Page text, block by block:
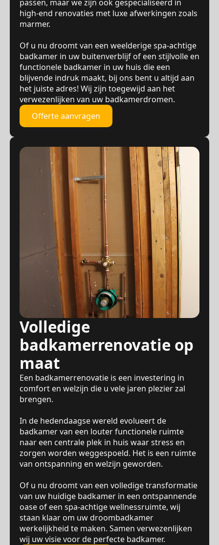
passen, maar we zijn ook gespecialiseerd in
high-end renovaties met luxe afwerkingen zoals
marmer.
Of u nu droomt van een weelderige spa-achtige
badkamer in uw buitenverblijf of een stijlvolle en
functionele badkamer in uw huis die een
blijvende indruk maakt, bij ons bent u altijd aan
het juiste adres! Wij zijn toegewijd aan het
verwezenlijken van uw badkamerdromen.
Offerte aanvragen
Volledige
badkamerrenovatie op
maat
Een badkamerrenovatie is een investering in
comfort en welzijn die u vele jaren plezier zal
brengen.
In de hedendaagse wereld evolueert de
badkamer van een louter functionele ruimte
naar een centrale plek in huis waar stress en
zorgen worden weggespoeld. Het is een ruimte
van ontspanning en welzijn geworden.
Of u nu droomt van een volledige transformatie
van uw huidige badkamer in een ontspannende
oase of een spa-achtige wellnessruimte, wij
staan klaar om uw droombadkamer
werkelijkheid te maken. Samen verwezenlijken
wij uw visie voor de perfecte badkamer.